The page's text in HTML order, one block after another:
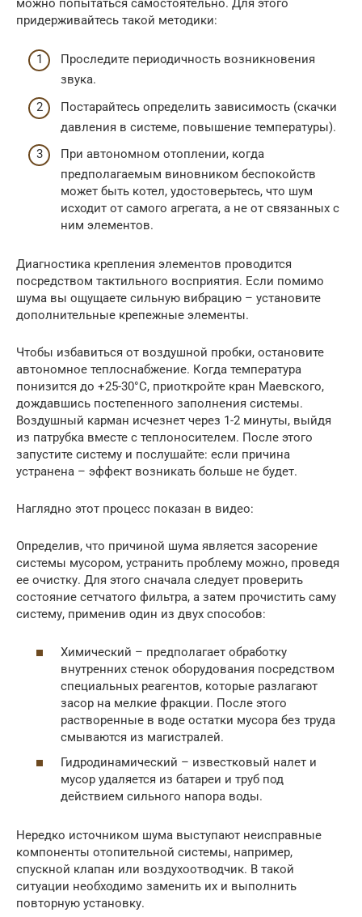
можно попытаться самостоятельно. Для этого
придерживайтесь такой методики:
Проследите периодичность возникновения
звука.
Постарайтесь определить зависимость (скачки
давления в системе, повышение температуры).
При автономном отоплении, когда
предполагаемым виновником беспокойств
может быть котел, удостоверьтесь, что шум
исходит от самого агрегата, а не от связанных с
ним элементов.
Диагностика крепления элементов проводится
посредством тактильного восприятия. Если помимо
шума вы ощущаете сильную вибрацию – установите
дополнительные крепежные элементы.
Чтобы избавиться от воздушной пробки, остановите
автономное теплоснабжение. Когда температура
понизится до +25-30°С, приоткройте кран Маевского,
дождавшись постепенного заполнения системы.
Воздушный карман исчезнет через 1-2 минуты, выйдя
из патрубка вместе с теплоносителем. После этого
запустите систему и послушайте: если причина
устранена – эффект возникать больше не будет.
Наглядно этот процесс показан в видео:
Определив, что причиной шума является засорение
системы мусором, устранить проблему можно, проведя
ее очистку. Для этого сначала следует проверить
состояние сетчатого фильтра, а затем прочистить саму
систему, применив один из двух способов:
Химический – предполагает обработку
внутренних стенок оборудования посредством
специальных реагентов, которые разлагают
засор на мелкие фракции. После этого
растворенные в воде остатки мусора без труда
смываются из магистралей.
Гидродинамический – известковый налет и
мусор удаляется из батареи и труб под
действием сильного напора воды.
Нередко источником шума выступают неисправные
компоненты отопительной системы, например,
спускной клапан или воздухоотводчик. В такой
ситуации необходимо заменить их и выполнить
повторную установку.